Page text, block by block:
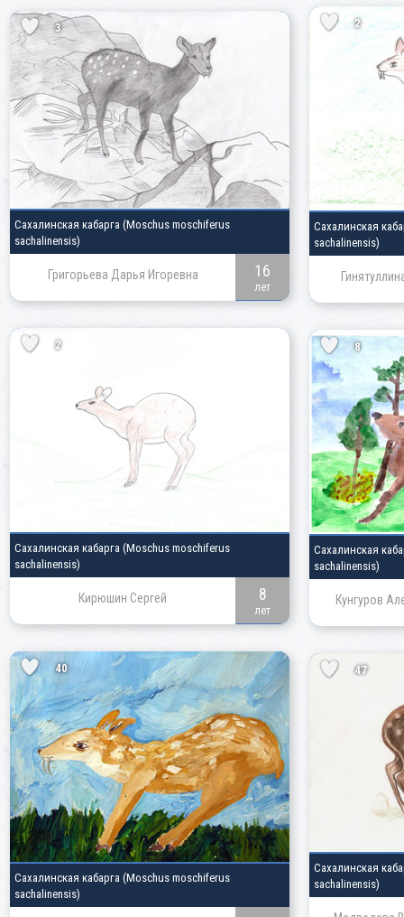
2
Сахалинская
sachalinensis)
3
Сахалинская кабарга (Moschus moschiferus
sachalinensis)
Григорьева Дарья Игоревна 16
лет
2
Сахалинская кабарга (Moschus moschiferus
sachalinensis)
Кирюшин Сергей 8
лет
8
Сахалинская
sachalinensis)
Кунгуров
40
Сахалинская кабарга (Moschus moschiferus
sachalinensis)
47
Сахалинская
sachalinensis)